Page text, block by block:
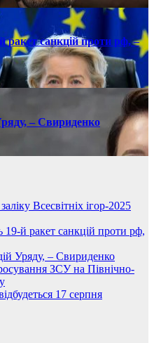
ракет санкцій проти рф, –
– Свириденко
Всесвітніх ігор-2025
й ракет санкцій проти рф,
Уряду, – Свириденко
ЗСУ на Північно-
17 серпня